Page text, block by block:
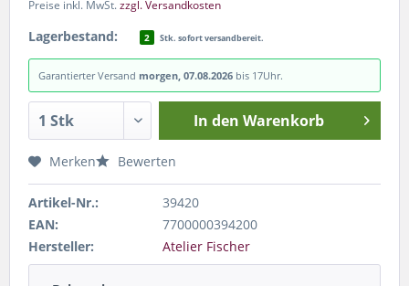
Preise inkl. MwSt.zzgl. Versandkosten
Lagerbestand: 2 Stk. sofort versandbereit.
Garantierter Versand morgen, 07.08.2026 bis 17Uhr.
In den Warenkorb
Merken Bewerten
Artikel-Nr.:
39420
EAN:
7700000394200
Hersteller:
Atelier Fischer